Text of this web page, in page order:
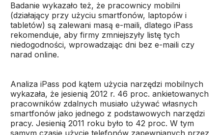
Badanie wykazało też, że pracownicy mobilni
(działający przy użyciu smartfonów, laptopów i
tabletów) są zalewani masą e-maili, dlatego iPass
rekomenduje, aby firmy zmniejszyły listę tych
niedogodności, wprowadzając dni bez e-maili czy
narad online.
Analiza iPass pod kątem użycia narzędzi mobilnych
wykazała, że jesienią 2012 r. 46 proc. ankietowanych
pracowników zdalnych musiało używać własnych
smartfonów jako jednego z podstawowych narzędzi
pracy. Jesienią 2011 roku było to 42 proc. W tym